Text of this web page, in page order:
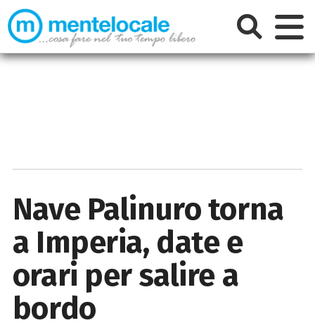
Nave Palinuro torna
a Imperia, date e
orari per salire a
bordo